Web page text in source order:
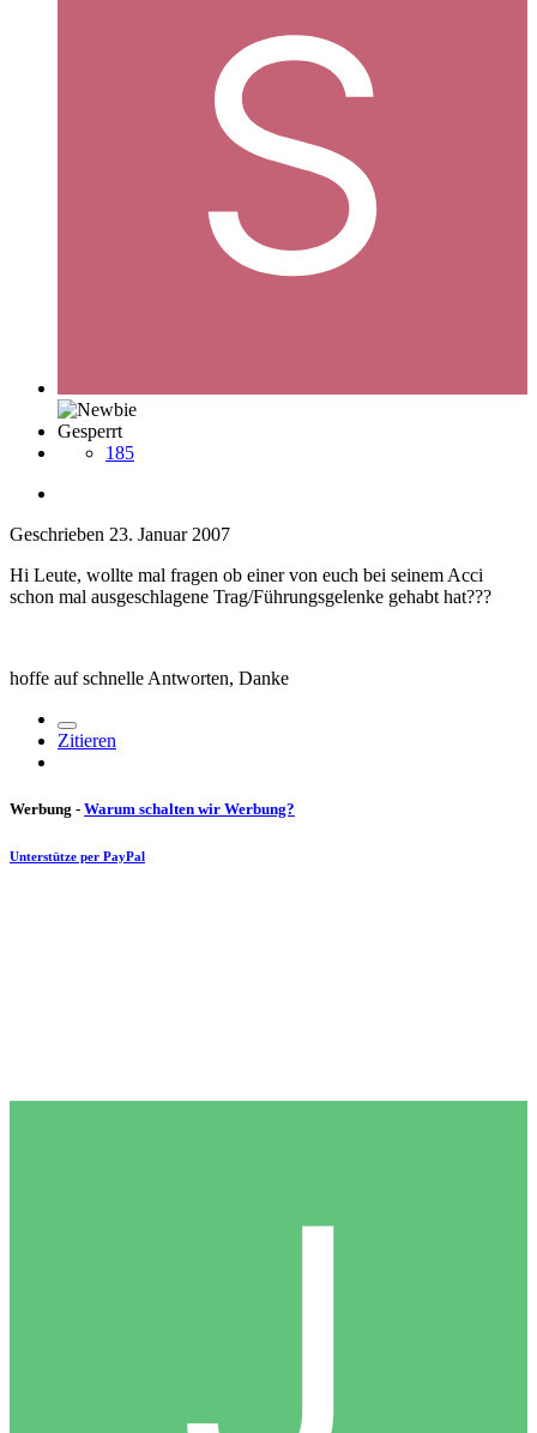
Gesperrt
185
Geschrieben 23. Januar 2007
Hi Leute, wollte mal fragen ob einer von euch bei seinem Acci
schon mal ausgeschlagene Trag/Führungsgelenke gehabt hat???
hoffe auf schnelle Antworten, Danke
Zitieren
Werbung - Warum schalten wir Werbung?
Unterstütze per PayPal